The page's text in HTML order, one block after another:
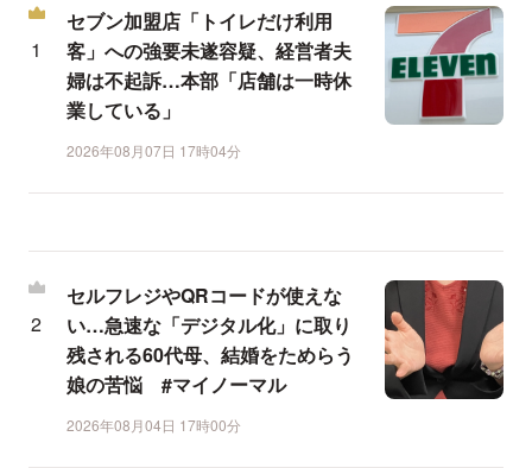
セブン加盟店「トイレだけ利用
客」への強要未遂容疑、経営者夫
婦は不起訴…本部「店舗は一時休
業している」
2026年08月07日 17時04分
セルフレジやQRコードが使えな
い…急速な「デジタル化」に取り
残される60代母、結婚をためらう
娘の苦悩 #マイノーマル
2026年08月04日 17時00分